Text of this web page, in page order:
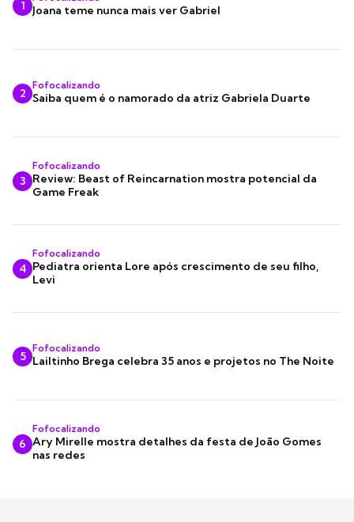
1 Joana teme nunca mais ver Gabriel
2
Fofocalizando
Saiba quem é o namorado da atriz Gabriela Duarte
3
Fofocalizando
Review: Beast of Reincarnation mostra potencial da
Game Freak
4
Fofocalizando
Pediatra orienta Lore após crescimento de seu filho,
Levi
5
Fofocalizando
Lailtinho Brega celebra 35 anos e projetos no The Noite
6
Fofocalizando
Ary Mirelle mostra detalhes da festa de João Gomes
nas redes